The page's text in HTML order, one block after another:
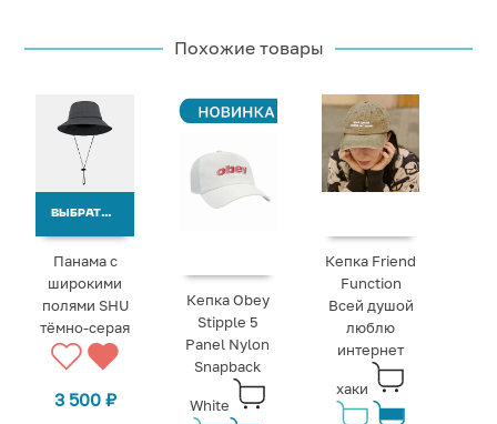
Похожие товары
ВЫБРАТЬ ВАРИАНТЫ
Панама с
широкими
полями SHU
тёмно-серая
3 500 ₽
Кепка Obey
Stipple 5
Panel Nylon
Snapback
White
Кепка Friend
Function
Всей душой
люблю
интернет
хаки